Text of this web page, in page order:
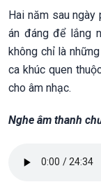
Hai năm sau ngày
án đáng để lắng
không chỉ là
ca khúc quen
cho âm nhạc.
Nghe âm thanh